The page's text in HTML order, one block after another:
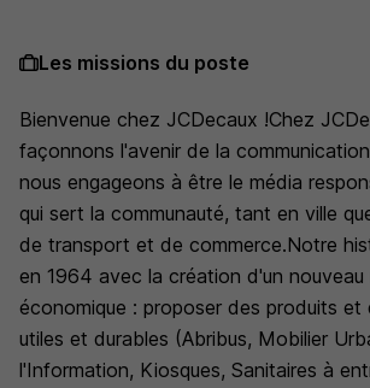
Les missions du poste
Bienvenue chez JCDecaux !Chez
façonnons l'avenir de la
nous engageons à être le média
qui sert la communauté, tant en ville
de transport et de commerce.Notre
en 1964 avec la création d'un nouveau
économique : proposer des produits et
utiles et durables (Abribus, Mobilier
l'Information, Kiosques, Sanitaires à